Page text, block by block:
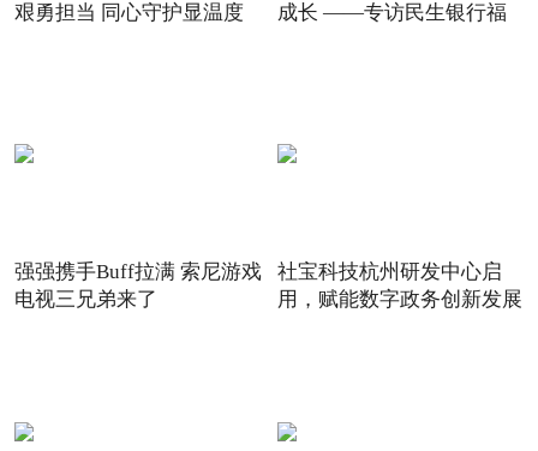
艰勇担当 同心守护显温度
成长 ——专访民生银行福
强强携手Buff拉满 索尼游戏
电视三兄弟来了
社宝科技杭州研发中心启
用，赋能数字政务创新发展